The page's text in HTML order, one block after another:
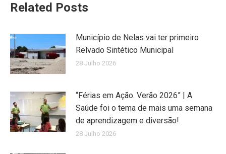
Related Posts
Município de Nelas vai ter primeiro
Relvado Sintético Municipal
28 Julho 2026
“Férias em Ação. Verão 2026” | A
Saúde foi o tema de mais uma semana
de aprendizagem e diversão!
28 Julho 2026